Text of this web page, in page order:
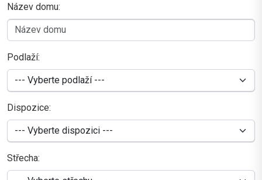
Název domu:
Podlaží:
Dispozice:
Střecha: